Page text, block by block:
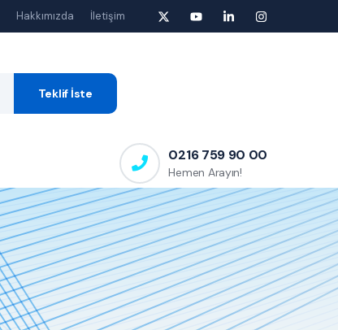
Hakkımızda İletişim
Teklif İste
0216 759 90 00
Hemen Arayın!